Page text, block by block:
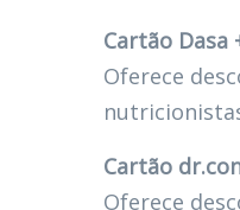
Cartão Dasa
Oferece
Cartão
Oferece